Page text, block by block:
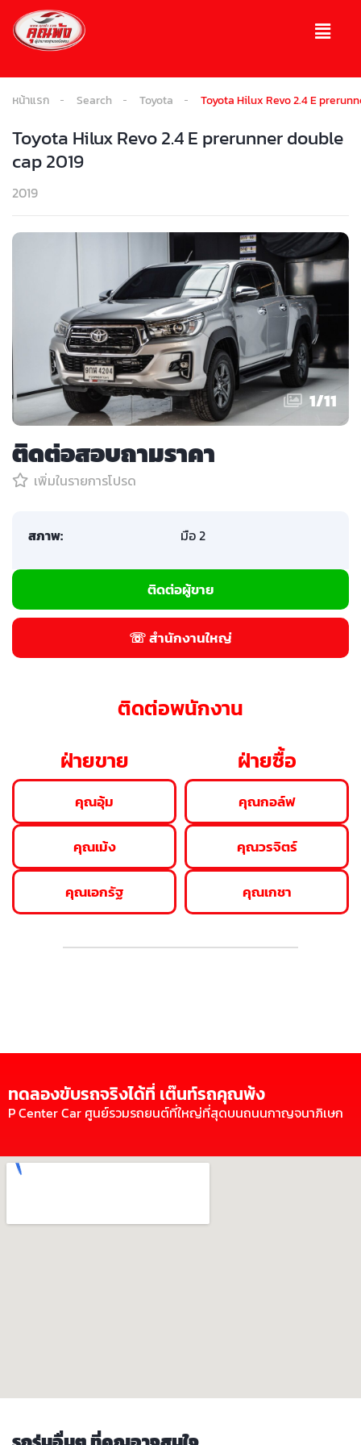
หน้าแรก Search Toyota Toyota Hilux Revo 2.4 E
Toyota Hilux Revo 2.4 E prerunner double
cap 2019
2019
1/11
ติดต่อสอบถามราคา
เพิ่มในรายการโปรด
สภาพ: มือ 2
ติดต่อผู้ขาย
☏ สำนักงานใหญ่
ติดต่อพนักงาน
ฝ่ายขาย
คุณอุ้ม
คุณเม้ง
คุณเอกรัฐ
ฝ่ายซื้อ
คุณกอล์ฟ
คุณวรจิตร์
คุณเกชา
ทดลองขับรถจริงได้ที่ เต๊นท์รถคุณพ้ง
P Center Car ศูนย์รวมรถยนต์ที่ใหญ่ที่สุดบนถนนกาญจนาภิเษก